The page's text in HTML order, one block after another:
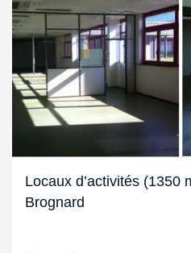
Locaux d’activités (1350
Brognard